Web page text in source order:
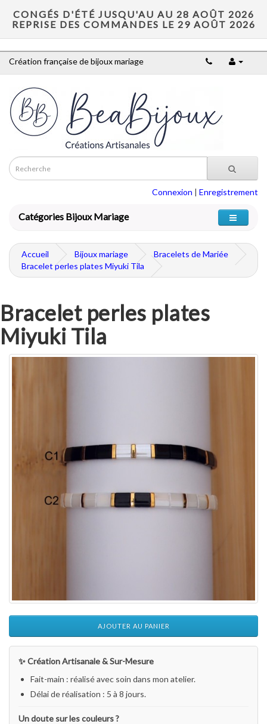
CONGÉS D'ÉTÉ JUSQU'AU AU 28 AOÛT 2026
REPRISE DES COMMANDES LE 29 AOÛT 2026
Création française de bijoux mariage
Connexion | Enregistrement
Catégories Bijoux Mariage
Accueil Bijoux mariage
Bracelets de Mariée
Bracelet perles plates Miyuki Tila
Bracelet perles plates
Miyuki Tila
AJOUTER AU PANIER
✨ Création Artisanale & Sur-Mesure
Fait-main : réalisé avec soin dans mon atelier.
Délai de réalisation : 5 à 8 jours.
Un doute sur les couleurs ?